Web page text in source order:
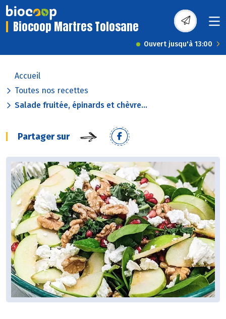
Biocoop Martres Tolosane
Ouvert jusqu'à 13:00
Accueil
Toutes nos recettes
Salade fruitée, épinards et chèvre...
Partager sur